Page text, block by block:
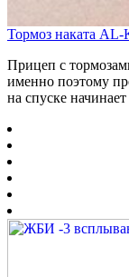
Тормоз наката AL-
Прицеп с
именно поэтому
на спуске